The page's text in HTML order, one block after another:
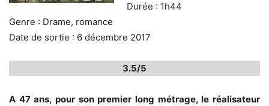
Durée : 1h44
Genre : Drame, romance
Date de sortie : 6 décembre 2017
3.5/5
A 47 ans, pour son premier long métrage, le réalisateur